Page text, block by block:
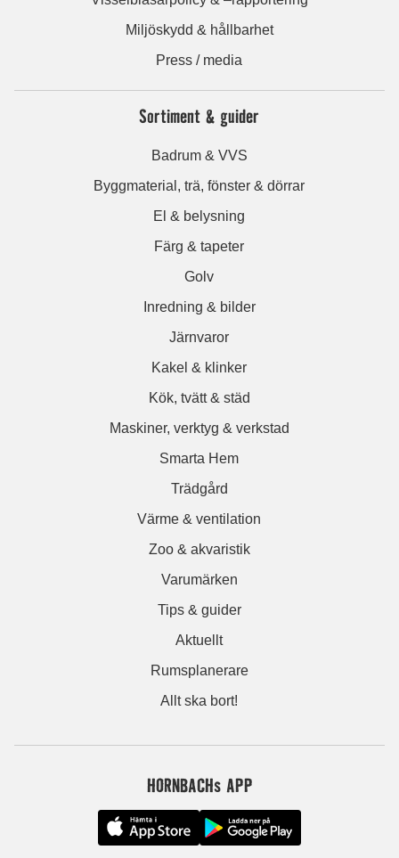
Miljöskydd & hållbarhet
Press / media
Sortiment & guider
Badrum & VVS
Byggmaterial, trä, fönster & dörrar
El & belysning
Färg & tapeter
Golv
Inredning & bilder
Järnvaror
Kakel & klinker
Kök, tvätt & städ
Maskiner, verktyg & verkstad
Smarta Hem
Trädgård
Värme & ventilation
Zoo & akvaristik
Varumärken
Tips & guider
Aktuellt
Rumsplanerare
Allt ska bort!
HORNBACHs APP